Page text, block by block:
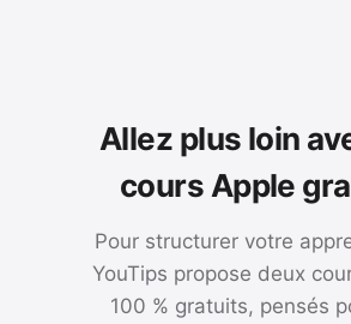
Allez plus loin
cours Apple
Pour structurer votre
YouTips propose deux
100 % gratuits, pensés